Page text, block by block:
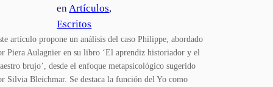
enArtículos
Escritos
artículo propone un análisis del caso Philippe, abordado
Piera Aulagnier en su libro ‘El aprendiz historiador y el
brujo’, desde el enfoque metapsicológico sugerido
Silvia Bleichmar. Se destaca la función del Yo como